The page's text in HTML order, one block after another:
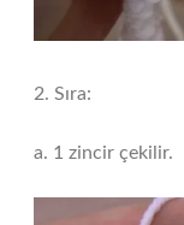
2. Sıra:
a. 1 zincir çekilir.